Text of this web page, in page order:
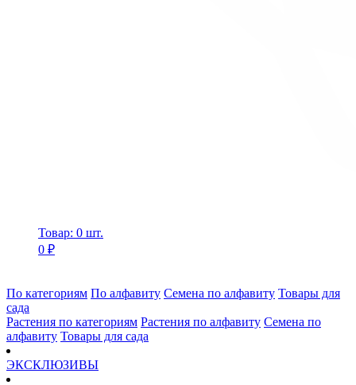
Товар: 0 шт.
0 ₽
По категориям По алфавиту Семена по алфавиту Товары для
сада
Растения по категориям Растения по алфавиту Семена по
алфавиту Товары для сада
ЭКСКЛЮЗИВЫ